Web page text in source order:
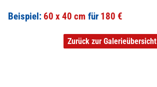
Beispiel: 60 x 40 cm 180 €
Zurück zur Galerieübersicht